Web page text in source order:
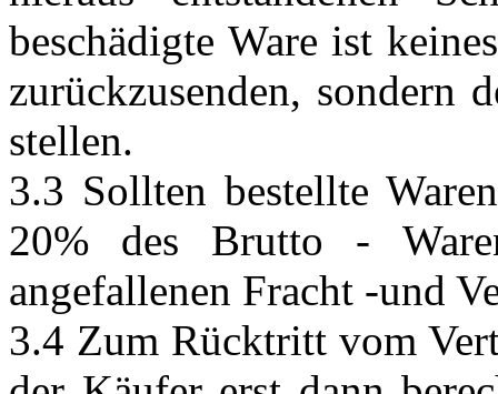
beschädigte Ware ist
zurückzusenden, sondern
stellen.
3.3 Sollten bestellte
20% des Brutto -
angefallenen Fracht -und
3.4 Zum Rücktritt vom